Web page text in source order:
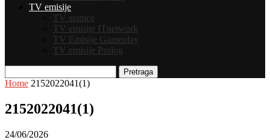
TV emisije
TV stanice
TV emisije ITnetwork
TV Emisije Gameplay
TV emisije Prolog
Pretraga
Home 2152022041(1)
2152022041(1)
24/06/2026